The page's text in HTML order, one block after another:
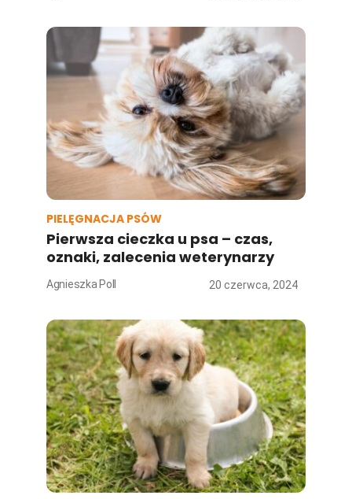
PIELĘGNACJA PSÓW
Pierwsza cieczka u psa – czas,
oznaki, zalecenia weterynarzy
Agnieszka Poll 20 czerwca, 2024